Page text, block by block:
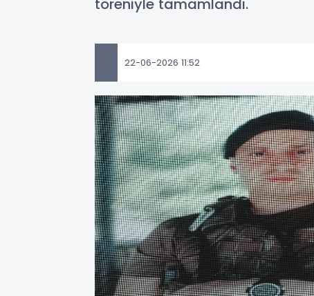
töreniyle tamamlandı.
22-06-2026 11:52